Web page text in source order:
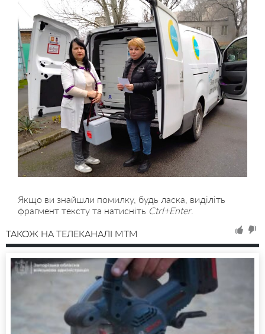
Якщо ви знайшли помилку, будь ласка, виділіть
фрагмент тексту та натисніть Ctrl+Enter.
ТАКОЖ НА ТЕЛЕКАНАЛІ MTM